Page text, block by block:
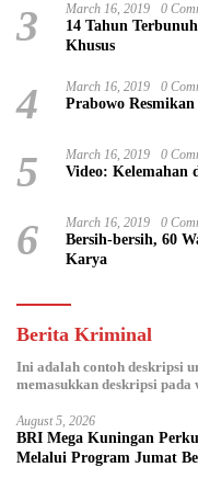
3 March 16, 2019 0
14 Tahun
Khusus
4 March 16, 2019 0
Prabowo
5 March 16, 2019 0
Video: Kelemahan
6 March 16, 2019 0
Bersih-bersih, 60
Karya
Berita Kriminal
Ini adalah contoh deskripsi
memasukkan deskripsi pada
August 5, 2026
BRI Mega Kuningan
Melalui Program Jumat